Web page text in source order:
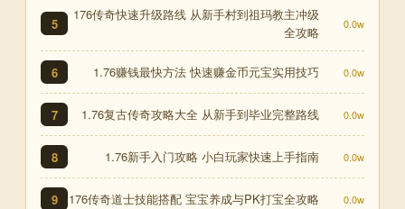
5
176传奇快速升级路线 从新手村到祖玛教主冲级
全攻略
0.0w
6 1.76赚钱最快方法 快速赚金币元宝实用技巧 0.0w
7 1.76复古传奇攻略大全 从新手到毕业完整路线 0.0w
8 1.76新手入门攻略 小白玩家快速上手指南 0.0w
9 176传奇道士技能搭配 宝宝养成与PK打宝全攻略 0.0w